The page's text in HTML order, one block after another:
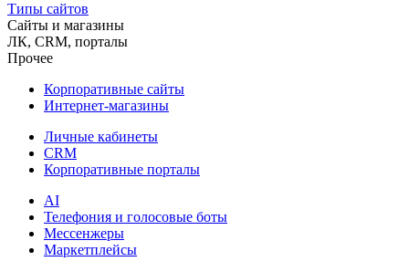
Типы сайтов
Сайты и магазины
ЛК, CRM, порталы
Прочее
Корпоративные сайты
Интернет-магазины
Личные кабинеты
CRM
Корпоративные порталы
AI
Телефония и голосовые боты
Мессенжеры
Маркетплейсы